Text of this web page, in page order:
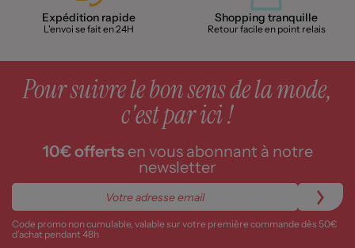
Expédition rapide
L'envoi se fait en 24H
Shopping tranquille
Retour facile en point relais
Pour suivre le bon sens de la mode,
c'est par ici !
10€ offertsen vous abonnant à notre
newsletter
Code promo non cumulable, valable sur votre première commande dès 50€
d’achat pendant 48h